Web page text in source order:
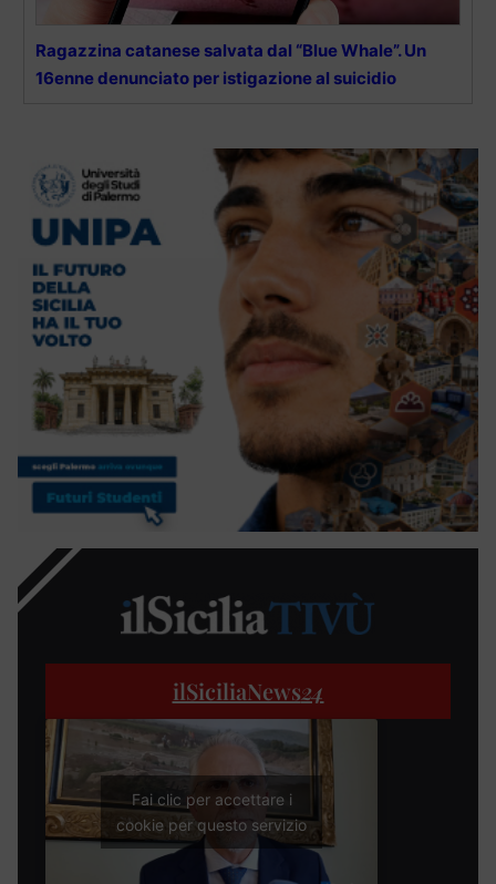
Ragazzina catanese salvata dal “Blue Whale”. Un
16enne denunciato per istigazione al suicidio
ilSiciliaNews24
Fai clic per accettare i
cookie per questo servizio